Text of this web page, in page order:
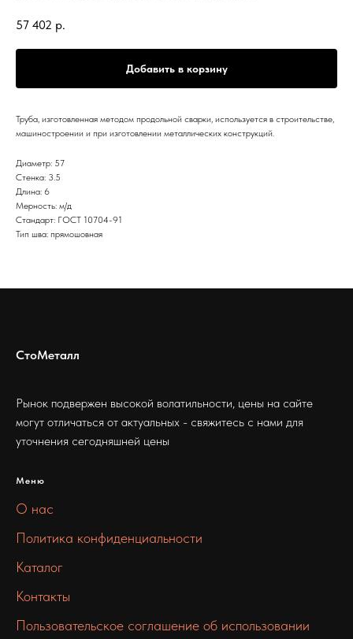
57 402 р.
Добавить в корзину
Труба, изготовленная методом продольной сварки, используется в строительстве,
машиностроении и при изготовлении металлических конструкций.
Диаметр: 57
Стенка: 3.5
Длина: 6
Мерность: м/д
Стандарт: ГОСТ 10704-91
Тип шва: прямошовная
СтоМеталл
Рынок подвержен высокой волатильности, цены на сайте
могут отличаться от актуальных - свяжитесь с нами для
уточнения сегодняшней цены
Меню
О нас
Политика конфиденциальности
Каталог
Контакты
Пользовательское соглашение об использовании